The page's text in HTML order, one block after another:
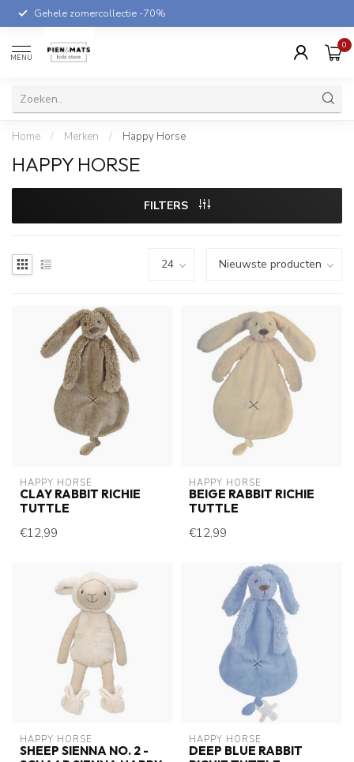
Gehele zomercollectie -70%
MENU
0
Home / Merken / Happy Horse
HAPPY HORSE
FILTERS
HAPPY HORSE
CLAY RABBIT RICHIE
TUTTLE
€12,99
HAPPY HORSE
BEIGE RABBIT RICHIE
TUTTLE
€12,99
HAPPY HORSE
SHEEP SIENNA NO. 2 -
HAPPY HORSE
DEEP BLUE RABBIT